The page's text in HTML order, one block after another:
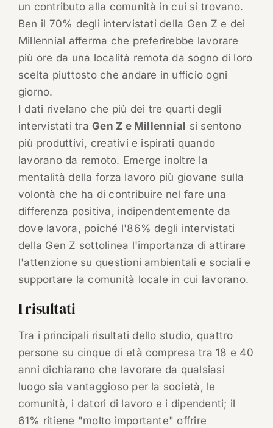
un contributo alla comunità in cui si trovano.
Ben il 70% degli intervistati della Gen Z e dei
Millennial afferma che preferirebbe lavorare
più ore da una località remota da sogno di loro
scelta piuttosto che andare in ufficio ogni
giorno.
I dati rivelano che più dei tre quarti degli
intervistati traGen Z e Millennial si sentono
più produttivi, creativi e ispirati quando
lavorano da remoto. Emerge inoltre la
mentalità della forza lavoro più giovane sulla
volontà che ha di contribuire nel fare una
differenza positiva, indipendentemente da
dove lavora, poiché l'86% degli intervistati
della Gen Z sottolinea l'importanza di attirare
l'attenzione su questioni ambientali e sociali e
supportare la comunità locale in cui lavorano.
I risultati
Tra i principali risultati dello studio, quattro
persone su cinque di età compresa tra 18 e 40
anni dichiarano che lavorare da qualsiasi
luogo sia vantaggioso per la società, le
comunità, i datori di lavoro e i dipendenti; il
61% ritiene "molto importante" offrire